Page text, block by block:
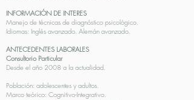
INFORMACIÓN DE INTERES
Manejo de técnicas de diagnóstico psicológico.
Idiomas: Inglés avanzado. Alemán avanzado.
ANTECEDENTES LABORALES
Consultorio Particular
Desde el año 2008 a la actualidad.
Población: adolescentes y adultos.
Marco teórico: Cognitivo-Integrativo.